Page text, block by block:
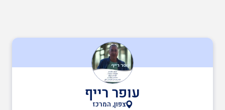
בודקים מוסמכים
עופר רייף
צפון, המרכז